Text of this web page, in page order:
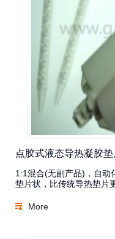
点胶式液态导热凝胶
1:1混合(无副产品)，自动
垫片状，比传统导热垫片
More